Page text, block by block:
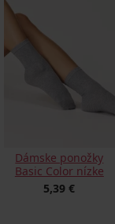
Dámske ponožky
Basic Color nízke
5,39 €